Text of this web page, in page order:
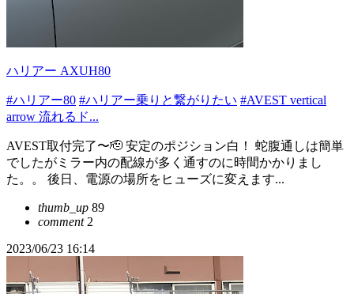
ハリアー AXUH80
#ハリアー80 #ハリアー乗りと繋がりたい #AVEST vertical
arrow 流れるド...
AVEST取付完了〜🫡 安定のポジション白！ 蛇腹通しは簡単
でしたがミラー内の配線が多く通すのに時間かかりまし
た。。 後日、電源の場所をヒューズに変えます...
thumb_up 89
comment2
2023/06/23 16:14